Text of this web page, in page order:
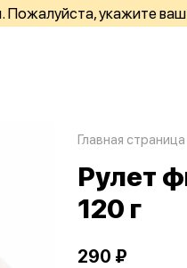
Пожалуйста, укажите
Главная страница
Рулет
120 г
290 ₽